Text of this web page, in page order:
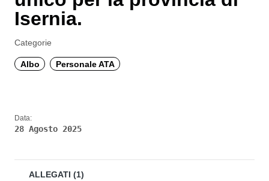
Isernia.
Categorie
Albo Personale ATA
Data:
28 Agosto 2025
ALLEGATI (1)